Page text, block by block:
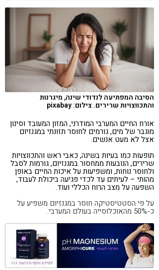
הסיבה המפתיעה לנדודי שינה, מיגרנות
והתכווצויות שרירים. צילום: pixabay
אורח החיים המערבי המודרני, המזון המעובד וסינון
מוגבר של מים, גורמים לחוסר תזונתי במגנזיום
אצל לא מעט אנשים.
תופעות כמו בעיות בשינה, כאבי ראש והתכווצויות
שרירים, הנובעות ממחסור במגנזיום, גורמות לסבל
ולחוסר נוחות, ומשפיעות על איכות החיים באופן
מהותי – לעיתים עד לכדי פגיעה ביכולת לעבוד,
השפעה על מצב הרוח הכללי ועוד.
על פי הסטטיסטיקה חוסר במגנזיום משפיע על
כ-50% מהאוכלוסייה בעולם המערבי​​.